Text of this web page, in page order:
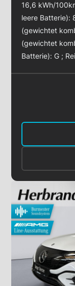
16,6 kWh/
leere Batterie):
(gewichtet
(gewichtet
Batterie):G ;